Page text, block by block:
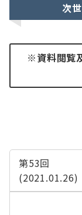
次
※資料閲覧
第53回
(2021.01.26)